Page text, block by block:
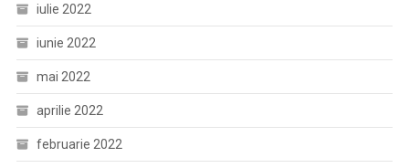
iulie 2022
iunie 2022
mai 2022
aprilie 2022
februarie 2022